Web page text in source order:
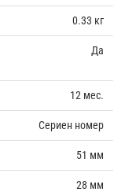
0.33 кг
Да
12 мес.
Сериен номер
51 мм
28 мм